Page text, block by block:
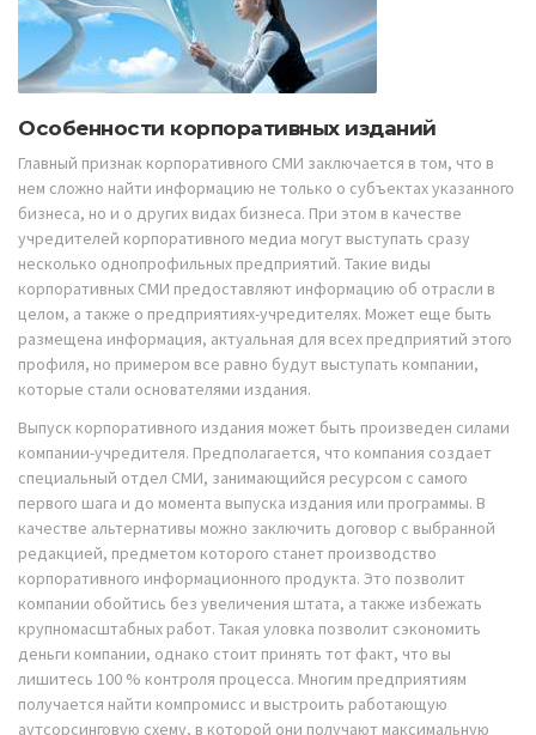
Особенности корпоративных изданий
Главный признак корпоративного СМИ заключается в том, что в
нем сложно найти информацию не только о субъектах указанного
бизнеса, но и о других видах бизнеса. При этом в качестве
учредителей корпоративного медиа могут выступать сразу
несколько однопрофильных предприятий. Такие виды
корпоративных СМИ предоставляют информацию об отрасли в
целом, а также о предприятиях-учредителях. Может еще быть
размещена информация, актуальная для всех предприятий этого
профиля, но примером все равно будут выступать компании,
которые стали основателями издания.
Выпуск корпоративного издания может быть произведен силами
компании-учредителя. Предполагается, что компания создает
специальный отдел СМИ, занимающийся ресурсом с самого
первого шага и до момента выпуска издания или программы. В
качестве альтернативы можно заключить договор с выбранной
редакцией, предметом которого станет производство
корпоративного информационного продукта. Это позволит
компании обойтись без увеличения штата, а также избежать
крупномасштабных работ. Такая уловка позволит сэкономить
деньги компании, однако стоит принять тот факт, что вы
лишитесь 100 % контроля процесса. Многим предприятиям
получается найти компромисс и выстроить работающую
аутсорсинговую схему, в которой они получают максимальную